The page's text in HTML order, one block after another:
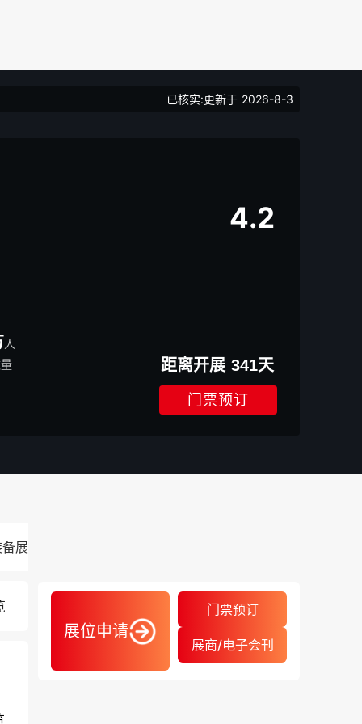
已核实:更新于 2026-8-3
人
4.2
距离开展 341天
门票预订
展览会
展位申请
门票预订
展商/电子会刊